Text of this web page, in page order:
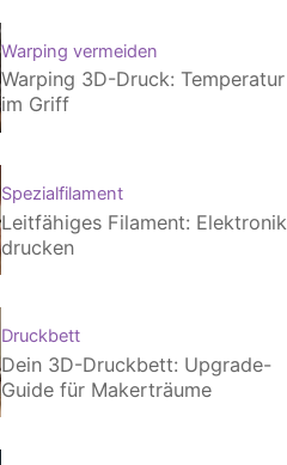
Warping vermeiden
Warping 3D-Druck: Temperatur
im Griff
Spezialfilament
Leitfähiges Filament: Elektronik
drucken
Druckbett
Dein 3D-Druckbett: Upgrade-
Guide für Makerträume